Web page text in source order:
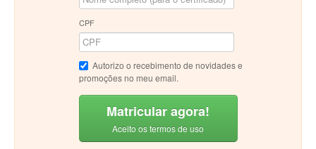
CPF
Autorizo o recebimento de novidades e
promoções no meu email.
Matricular agora!
Aceito os termos de uso